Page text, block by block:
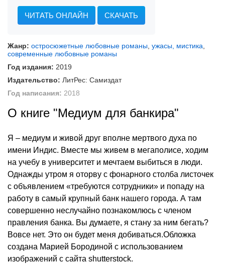
ЧИТАТЬ ОНЛАЙН СКАЧАТЬ
Жанр: остросюжетные любовные романы, ужасы, мистика,
современные любовные романы
Год издания: 2019
Издательство: ЛитРес: Самиздат
Год написания: 2018
О книге "Медиум для банкира"
Я – медиум и живой друг вполне мертвого духа по
имени Индис. Вместе мы живем в мегаполисе, ходим
на учебу в университет и мечтаем выбиться в люди.
Однажды утром я оторву с фонарного столба листочек
с объявлением «требуются сотрудники» и попаду на
работу в самый крупный банк нашего города. А там
совершенно неслучайно познакомлюсь с членом
правления банка. Вы думаете, я стану за ним бегать?
Вовсе нет. Это он будет меня добиваться.Обложка
создана Марией Бородиной с использованием
изображений с сайта shutterstock.